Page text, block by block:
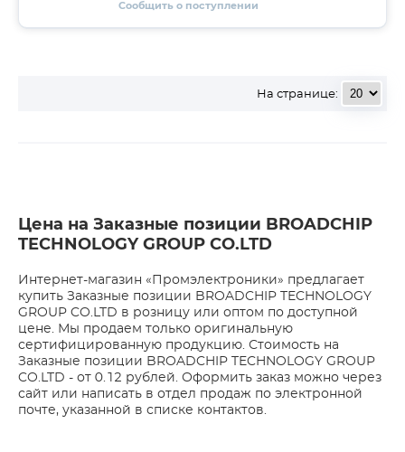
Сообщить о поступлении
На странице:
Цена на Заказные позиции BROADCHIP
TECHNOLOGY GROUP CO.LTD
Интернет-магазин «Промэлектроники» предлагает
купить Заказные позиции BROADCHIP TECHNOLOGY
GROUP CO.LTD в розницу или оптом по доступной
цене. Мы продаем только оригинальную
сертифицированную продукцию. Стоимость на
Заказные позиции BROADCHIP TECHNOLOGY GROUP
CO.LTD - от 0.12 рублей. Оформить заказ можно через
сайт или написать в отдел продаж по электронной
почте, указанной в списке контактов.